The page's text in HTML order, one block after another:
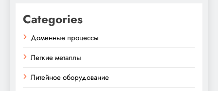
Categories
Доменные процессы
Легкие металлы
Литейное оборудование